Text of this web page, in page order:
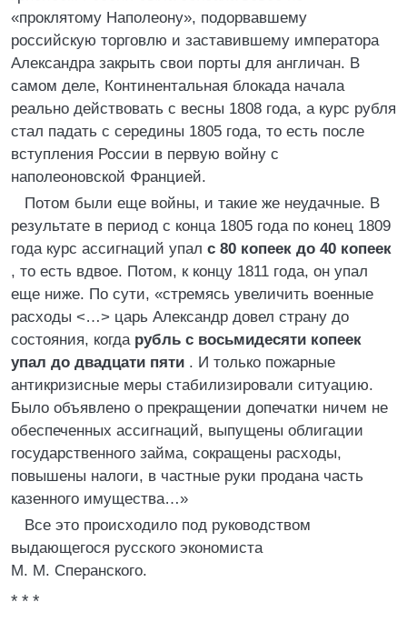
«проклятому Наполеону», подорвавшему
российскую торговлю и заставившему императора
Александра закрыть свои порты для англичан. В
самом деле, Континентальная блокада начала
реально действовать с весны 1808 года, а курс рубля
стал падать с середины 1805 года, то есть после
вступления России в первую войну с
наполеоновской Францией.
Потом были еще войны, и такие же неудачные. В
результате в период с конца 1805 года по конец 1809
года курс ассигнаций упал с 80 копеек до 40 копеек
, то есть вдвое. Потом, к концу 1811 года, он упал
еще ниже. По сути, «стремясь увеличить военные
расходы <…> царь Александр довел страну до
состояния, когда рубль с восьмидесяти копеек
упал до двадцати пяти . И только пожарные
антикризисные меры стабилизировали ситуацию.
Было объявлено о прекращении допечатки ничем не
обеспеченных ассигнаций, выпущены облигации
государственного займа, сокращены расходы,
повышены налоги, в частные руки продана часть
казенного имущества…»
Все это происходило под руководством
выдающегося русского экономиста
М. М. Сперанского.
* * *